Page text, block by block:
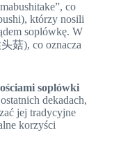
co
którzy nosili
soplówkę. W
菇), co oznacza
soplówki
dekadach,
jej tradycyjne
korzyści